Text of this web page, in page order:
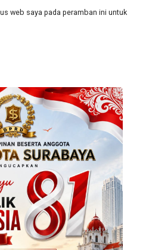
web saya pada peramban ini untuk